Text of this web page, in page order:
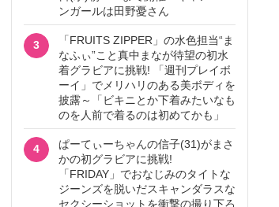
ンガールは田野憂さん
3
「FRUITS ZIPPER」の水色担当“ま
なふぃ”こと真中まなが待望の初水
着グラビアに挑戦! 「週刊プレイボ
ーイ」でメリハリのある美ボディを
披露～「ビキニとか下着みたいなも
のを人前で着るのは初めてかも」
4
ぱーてぃーちゃんの信子(31)がまさ
かの初グラビアに挑戦!
「FRIDAY」でおなじみのタイトな
ジーンズを脱いだスキャンダラスな
セクシーショットを衝撃の撮り下ろ